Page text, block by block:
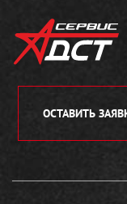
ОСТАВИТЬ